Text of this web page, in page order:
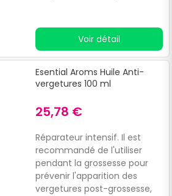
Voir détail
Esential Aroms Huile Anti-
vergetures 100 ml
25,78 €
Réparateur intensif. Il est
recommandé de l'utiliser
pendant la grossesse pour
prévenir l'apparition des
vergetures post-grossesse,